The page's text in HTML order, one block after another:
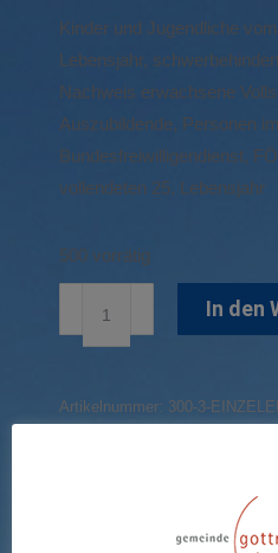
Kinder und Jugendliche
Lebensjahr,
Nachweis erwachsene
Auszubildende, Personen im
Bundesfreiwilligendienst,
vollendeten 25. Lebensjahr
500 vorrätig
In den
Artikelnummer: 300-3-
Share
Share